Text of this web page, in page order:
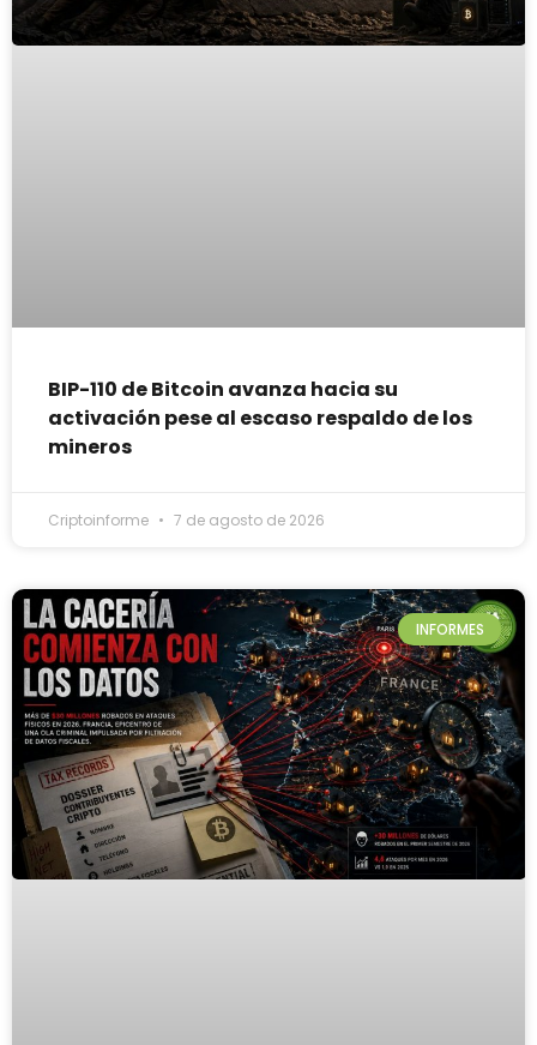
BIP-110 de Bitcoin avanza hacia su
activación pese al escaso respaldo de los
mineros
Criptoinforme 7 de agosto de 2026
INFORMES